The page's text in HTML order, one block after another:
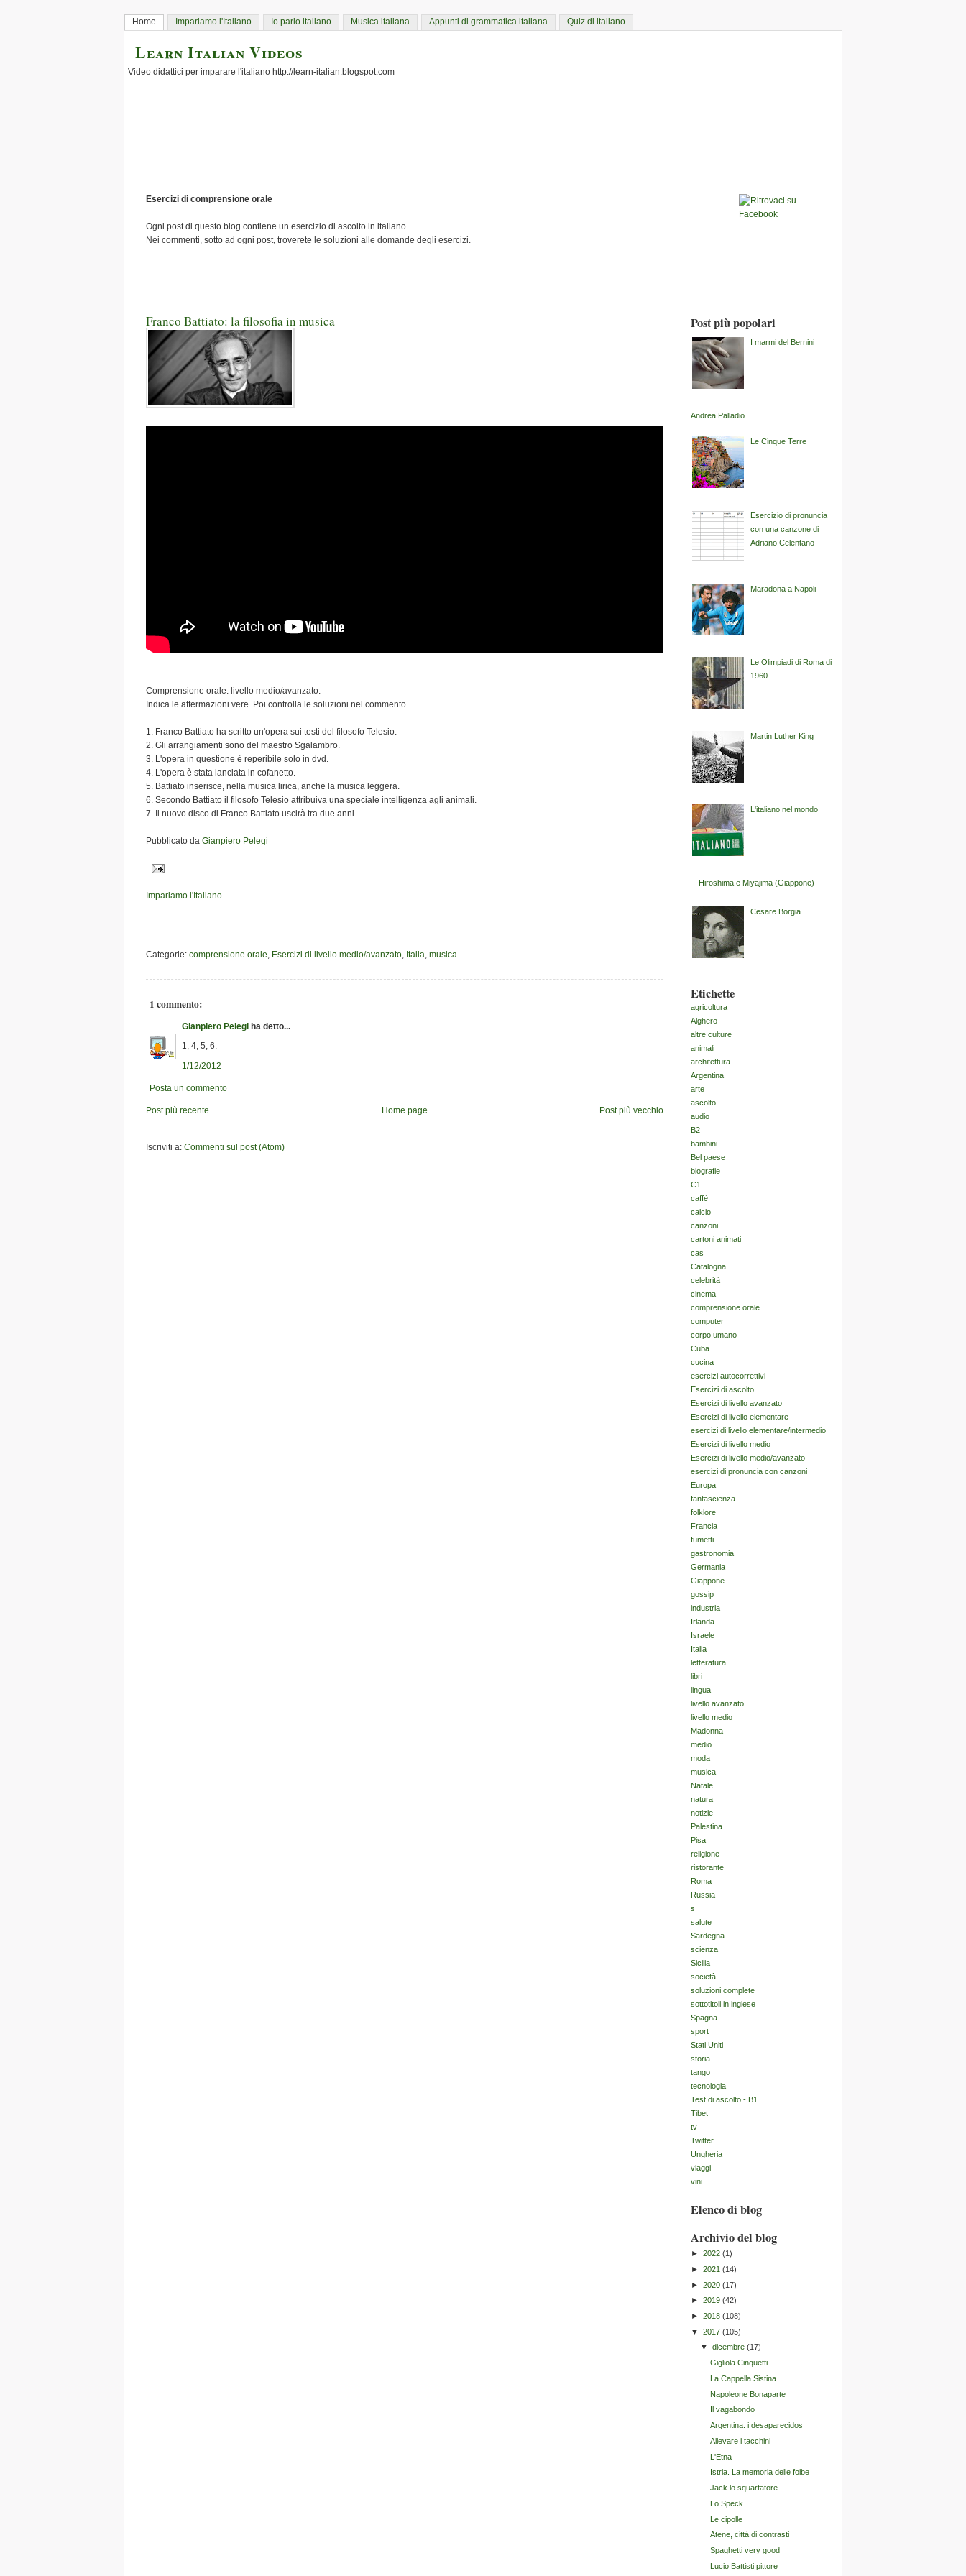
Home Impariamo l'Italiano Io parlo italiano Musica italiana Appunti di grammatica italiana Quiz di italiano
Learn Italian Videos
Video didattici per imparare l'italiano http://learn-italian.blogspot.com
Esercizi di comprensione orale
Ogni post di questo blog contiene un esercizio di ascolto in italiano.
Nei commenti, sotto ad ogni post, troverete le soluzioni alle domande degli esercizi.
Franco Battiato: la filosofia in musica
Comprensione orale: livello medio/avanzato.
Indica le affermazioni vere. Poi controlla le soluzioni nel commento.
1. Franco Battiato ha scritto un'opera sui testi del filosofo Telesio.
2. Gli arrangiamenti sono del maestro Sgalambro.
3. L'opera in questione è reperibile solo in dvd.
4. L'opera è stata lanciata in cofanetto.
5. Battiato inserisce, nella musica lirica, anche la musica leggera.
6. Secondo Battiato il filosofo Telesio attribuiva una speciale intelligenza agli animali.
7. Il nuovo disco di Franco Battiato uscirà tra due anni.
Pubblicato da Gianpiero Pelegi
Impariamo l'Italiano
Categorie: comprensione orale, Esercizi di livello medio/avanzato, Italia, musica
1 commento:
Gianpiero Pelegi ha detto...
1, 4, 5, 6.
1/12/2012
Posta un commento
Post più recente Post più vecchio
Home page
Iscriviti a: Commenti sul post (Atom)
Post più popolari
I marmi del Bernini
Andrea Palladio
Le Cinque Terre
Esercizio di pronuncia
con una canzone di
Adriano Celentano
Maradona a Napoli
Le Olimpiadi di Roma di
1960
Martin Luther King
L'italiano nel mondo
Hiroshima e Miyajima (Giappone)
Cesare Borgia
Etichette
agricoltura
Alghero
altre culture
animali
architettura
Argentina
arte
ascolto
audio
B2
bambini
Bel paese
biografie
C1
caffè
calcio
canzoni
cartoni animati
cas
Catalogna
celebrità
cinema
comprensione orale
computer
corpo umano
Cuba
cucina
esercizi autocorrettivi
Esercizi di ascolto
Esercizi di livello avanzato
Esercizi di livello elementare
esercizi di livello elementare/intermedio
Esercizi di livello medio
Esercizi di livello medio/avanzato
esercizi di pronuncia con canzoni
Europa
fantascienza
folklore
Francia
fumetti
gastronomia
Germania
Giappone
gossip
industria
Irlanda
Israele
Italia
letteratura
libri
lingua
livello avanzato
livello medio
Madonna
medio
moda
musica
Natale
natura
notizie
Palestina
Pisa
religione
ristorante
Roma
Russia
s
salute
Sardegna
scienza
Sicilia
società
soluzioni complete
sottotitoli in inglese
Spagna
sport
Stati Uniti
storia
tango
tecnologia
Test di ascolto - B1
Tibet
tv
Twitter
Ungheria
viaggi
vini
Elenco di blog
Archivio del blog
► 2022 (1)
► 2021 (14)
► 2020 (17)
► 2019 (42)
► 2018 (108)
▼ 2017 (105)
▼dicembre(17)
Gigliola Cinquetti
La Cappella Sistina
Napoleone Bonaparte
Il vagabondo
Argentina: i desaparecidos
Allevare i tacchini
L'Etna
Istria. La memoria delle foibe
Jack lo squartatore
Lo Speck
Le cipolle
Atene, città di contrasti
Spaghetti very good
Lucio Battisti pittore